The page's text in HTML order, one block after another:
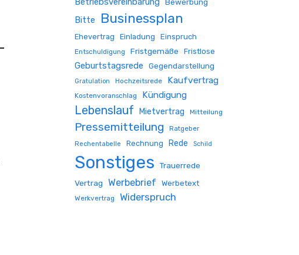
Bitte Businessplan
Ehevertrag Einladung Einspruch
Entschuldigung Fristgemäße Fristlose
Geburtstagsrede Gegendarstellung
Gratulation Hochzeitsrede Kaufvertrag
Kostenvoranschlag Kündigung
Lebenslauf Mietvertrag Mitteilung
Pressemitteilung Ratgeber
Rechentabelle Rechnung Rede Schild
Sonstiges
Trauerrede
Vertrag
Werbebrief Werbetext
Werkvertrag Widerspruch